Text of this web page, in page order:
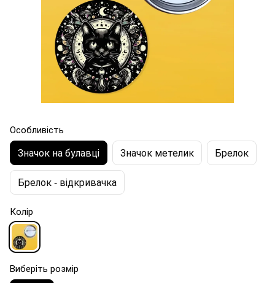
Особливість
Значок на булавці Значок метелик Брелок
Брелок - відкривачка
Колір
Виберіть розмір